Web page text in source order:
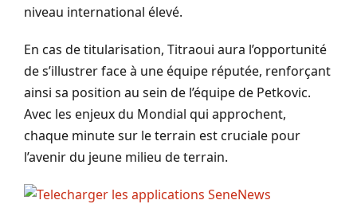
niveau international élevé.
En cas de titularisation, Titraoui aura l’opportunité
de s’illustrer face à une équipe réputée, renforçant
ainsi sa position au sein de l’équipe de Petkovic.
Avec les enjeux du Mondial qui approchent,
chaque minute sur le terrain est cruciale pour
l’avenir du jeune milieu de terrain.